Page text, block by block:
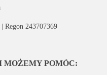
Regon 243707369
MOŻEMY POMÓC: